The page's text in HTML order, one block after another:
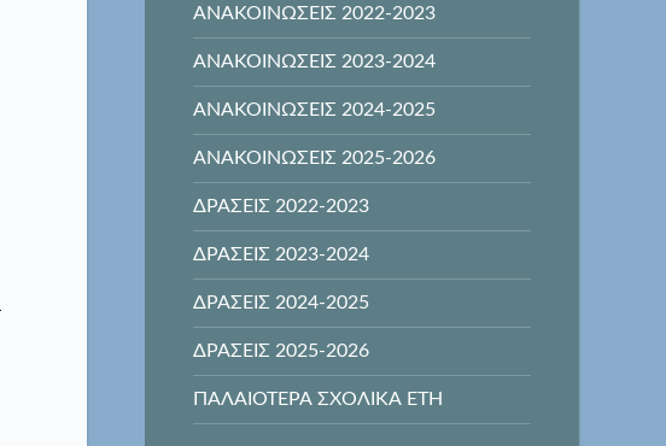
ΑΝΑΚΟΙΝΩΣΕΙΣ 2022-2023
ΑΝΑΚΟΙΝΩΣΕΙΣ 2023-2024
ΑΝΑΚΟΙΝΩΣΕΙΣ 2024-2025
ΑΝΑΚΟΙΝΩΣΕΙΣ 2025-2026
ΔΡΑΣΕΙΣ 2022-2023
ΔΡΑΣΕΙΣ 2023-2024
ΔΡΑΣΕΙΣ 2024-2025
ΔΡΑΣΕΙΣ 2025-2026
ΠΑΛΑΙΟΤΕΡΑ ΣΧΟΛΙΚΑ ΕΤΗ